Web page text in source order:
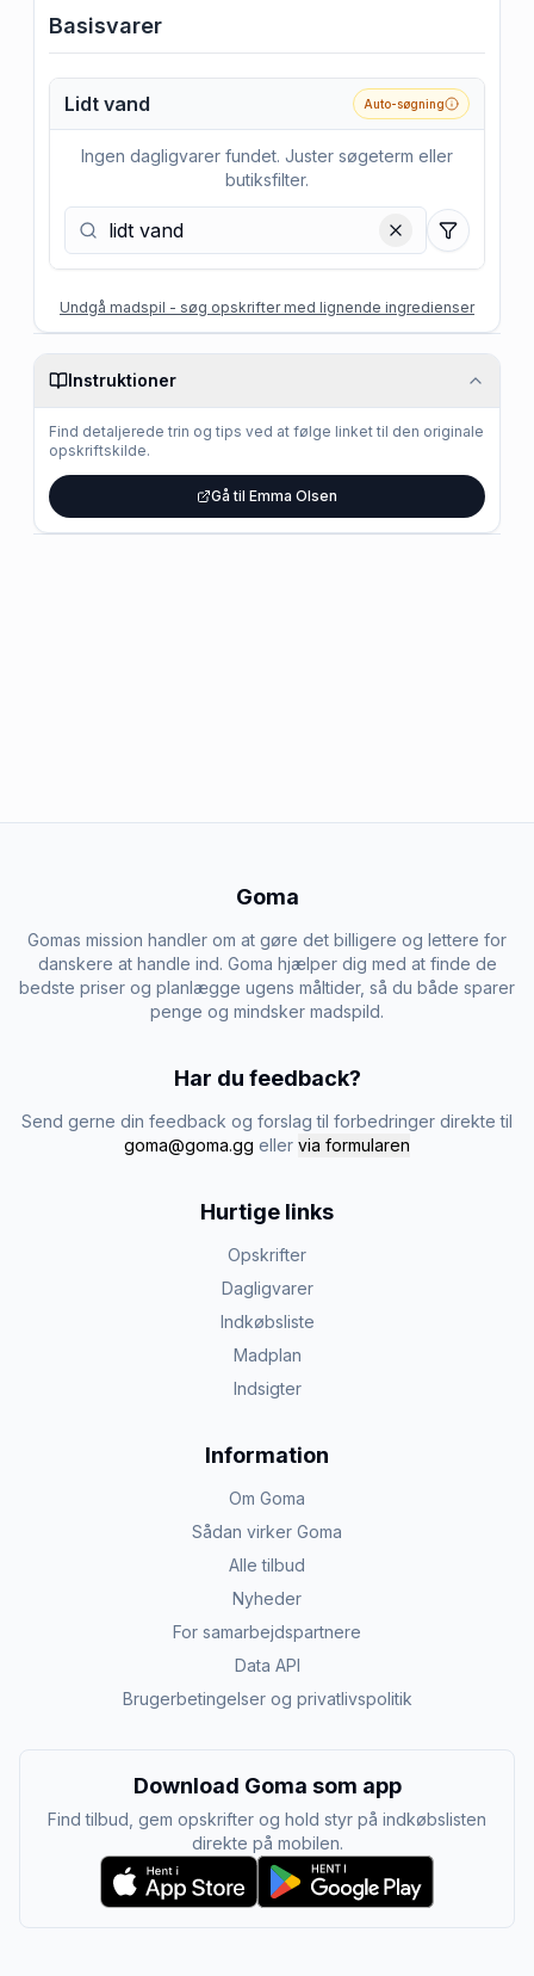
Basisvarer
Lidt vand Auto-søgning
Ingen dagligvarer fundet. Juster søgeterm eller
butiksfilter.
Filtre
Undgå madspil - søg opskrifter med lignende ingredienser
Instruktioner
Find detaljerede trin og tips ved at følge linket til den originale
opskriftskilde.
Gå til Emma Olsen
Goma
Gomas mission handler om at gøre det billigere og lettere for
danskere at handle ind. Goma hjælper dig med at finde de
bedste priser og planlægge ugens måltider, så du både sparer
penge og mindsker madspild.
Har du feedback?
Send gerne din feedback og forslag til forbedringer direkte til
goma@goma.gg eller via formularen
Hurtige links
Opskrifter
Dagligvarer
Indkøbsliste
Madplan
Indsigter
Information
Om Goma
Sådan virker Goma
Alle tilbud
Nyheder
For samarbejdspartnere
Data API
Brugerbetingelser og privatlivspolitik
Download Goma som app
Find tilbud, gem opskrifter og hold styr på indkøbslisten
direkte på mobilen.